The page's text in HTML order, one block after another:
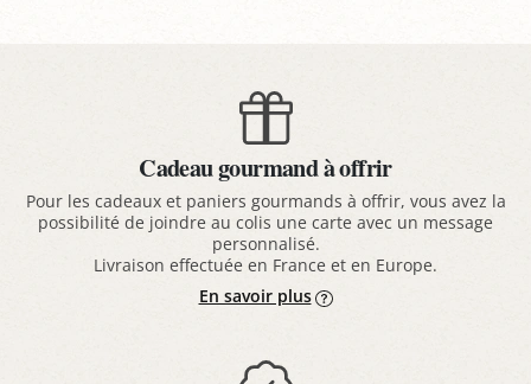
Cadeau gourmand à offrir
Pour les cadeaux et paniers gourmands à offrir, vous avez la
possibilité de joindre au colis une carte avec un message
personnalisé.
Livraison effectuée en France et en Europe.
En savoir plus